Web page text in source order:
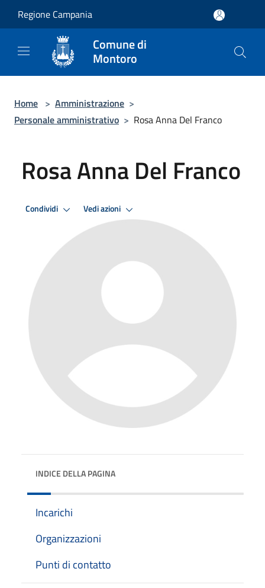
Regione Campania
Comune di
Montoro
Home > Amministrazione >
Personale amministrativo > Rosa Anna Del Franco
Rosa Anna Del Franco
Condividi Vedi azioni
INDICE DELLA PAGINA
Incarichi
Organizzazioni
Punti di contatto